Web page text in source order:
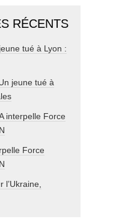
RÉCENTS
tué à Lyon :
jeune tué à
interpelle Force
Force
l’Ukraine,